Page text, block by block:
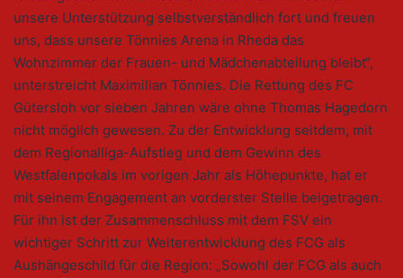
unsere Unterstützung selbstverständlich fort und freuen
uns, dass unsere Tönnies Arena in Rheda das
Wohnzimmer der Frauen- und Mädchenabteilung bleibt“,
unterstreicht Maximilian Tönnies. Die Rettung des FC
Gütersloh vor sieben Jahren wäre ohne Thomas Hagedorn
nicht möglich gewesen. Zu der Entwicklung seitdem, mit
dem Regionalliga-Aufstieg und dem Gewinn des
Westfalenpokals im vorigen Jahr als Höhepunkte, hat er
mit seinem Engagement an vorderster Stelle beigetragen.
Für ihn ist der Zusammenschluss mit dem FSV ein
wichtiger Schritt zur Weiterentwicklung des FCG als
Aushängeschild für die Region: „Sowohl der FCG als auch